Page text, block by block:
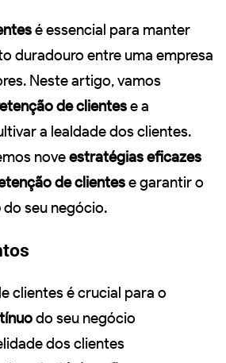
é essencial para manter
duradouro entre uma empresa
Neste artigo, vamos
de clientese a
a lealdade dos clientes.
noveestratégias eficazes
de clientese garantir o
do seu negócio.
clientes é crucial para o
do seu negócio
dos clientes